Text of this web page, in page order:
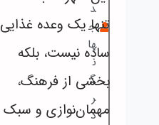
د
ج
ها
ن
گ
ر
د
تنها یک وعده غذایی
ساده نیست، بلکه
بخشی از فرهنگ،
مهمان‌نوازی و سبک